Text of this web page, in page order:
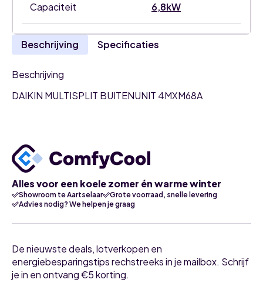
Capaciteit 6,8kW
Beschrijving Specificaties
Beschrijving
DAIKIN MULTISPLIT BUITENUNIT 4MXM68A
Alles voor een koele zomer én warme winter
Showroom te Aartselaar
Grote voorraad, snelle levering
Advies nodig? We helpen je graag
De nieuwste deals, lotverkopen en
energiebesparingstips rechstreeks in je mailbox. Schrijf
je in en ontvang €5 korting.